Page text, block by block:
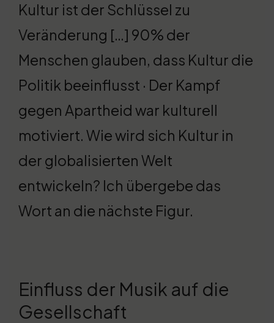
Kultur ist der Schlüssel zu
Veränderung […] 90% der
Menschen glauben, dass Kultur die
Politik beeinflusst · Der Kampf
gegen Apartheid war kulturell
motiviert. Wie wird sich Kultur in
der globalisierten Welt
entwickeln? Ich übergebe das
Wort an die nächste Figur.
Einfluss der Musik auf die
Gesellschaft